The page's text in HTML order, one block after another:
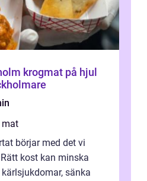
på hjul
mat
börjar med det vi
kost kan minska
sänka